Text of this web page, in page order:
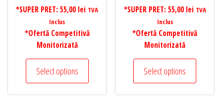
*SUPER PRET:55,00 lei TVA
Inclus
*Ofertă Competitivă
Monitorizată
Select options
*SUPER PRET: 55,00 lei TVA
Inclus
*Ofertă Competitivă
Monitorizată
Select options